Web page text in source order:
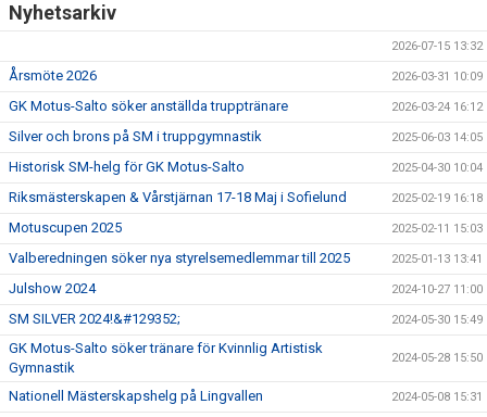
Nyhetsarkiv
2026-07-15 13:32
Årsmöte 2026 2026-03-31 10:09
GK Motus-Salto söker anställda trupptränare 2026-03-24 16:12
Silver och brons på SM i truppgymnastik 2025-06-03 14:05
Historisk SM-helg för GK Motus-Salto 2025-04-30 10:04
Riksmästerskapen & Vårstjärnan 17-18 Maj i Sofielund 2025-02-19 16:18
Motuscupen 2025 2025-02-11 15:03
Valberedningen söker nya styrelsemedlemmar till 2025 2025-01-13 13:41
Julshow 2024 2024-10-27 11:00
SM SILVER 2024!&#129352; 2024-05-30 15:49
GK Motus-Salto söker tränare för Kvinnlig Artistisk
Gymnastik
2024-05-28 15:50
Nationell Mästerskapshelg på Lingvallen 2024-05-08 15:31